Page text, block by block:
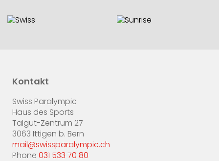
Kontakt
Swiss Paralympic
Haus des Sports
Talgut-Zentrum 27
3063 Ittigen b. Bern
mail@swissparalympic.ch
Phone 031 533 70 80